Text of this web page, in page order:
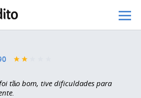
tão bom, tive dificuldades para